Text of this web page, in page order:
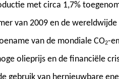
met circa 1,7%
van 2009 en de
van de mondiale CO2-
olieprijs en de financiële